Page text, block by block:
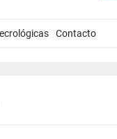
Contacto